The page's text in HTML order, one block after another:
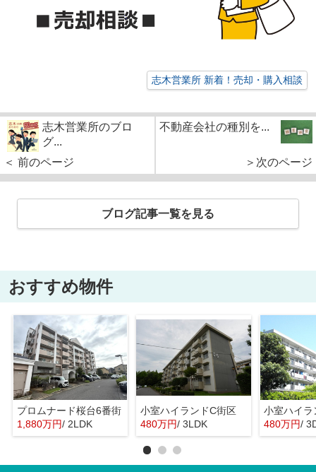
志木営業所 新着！売却・購入相談
志木営業所のブロ
グ...
＜ 前のページ
不動産会社の種別を...
＞次のページ
ブログ記事一覧を見る
おすすめ物件
プロムナード桜台6番街
1,880万円/ 2LDK
小室ハイランドC街区
480万円/ 3LDK
小室ハイラ
480万円/